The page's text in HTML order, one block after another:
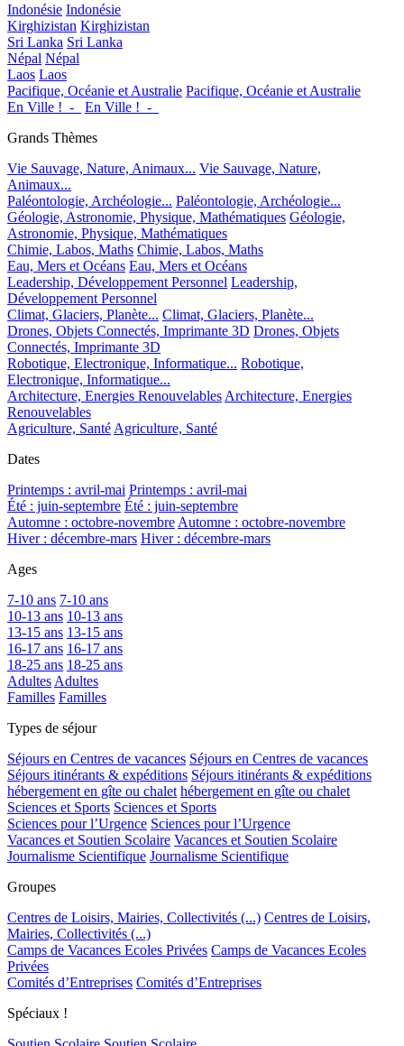
Indonésie Indonésie
Kirghizistan Kirghizistan
Sri Lanka Sri Lanka
Népal Népal
Laos Laos
Pacifique, Océanie et Australie Pacifique, Océanie et Australie
En Ville !_-_
En Ville !_-_
Grands Thèmes
Vie Sauvage, Nature, Animaux... Vie Sauvage, Nature,
Animaux...
Paléontologie, Archéologie... Paléontologie, Archéologie...
Géologie, Astronomie, Physique, Mathématiques Géologie,
Astronomie, Physique, Mathématiques
Chimie, Labos, Maths Chimie, Labos, Maths
Eau, Mers et Océans Eau, Mers et Océans
Leadership, Développement Personnel Leadership,
Développement Personnel
Climat, Glaciers, Planète... Climat, Glaciers, Planète...
Drones, Objets Connectés, Imprimante 3D Drones, Objets
Connectés, Imprimante 3D
Robotique, Electronique, Informatique... Robotique,
Electronique, Informatique...
Architecture, Energies Renouvelables Architecture, Energies
Renouvelables
Agriculture, Santé Agriculture, Santé
Dates
Printemps : avril-mai Printemps : avril-mai
Été : juin-septembre Été : juin-septembre
Automne : octobre-novembre Automne : octobre-novembre
Hiver : décembre-mars Hiver : décembre-mars
Ages
7-10 ans 7-10 ans
10-13 ans 10-13 ans
13-15 ans 13-15 ans
16-17 ans 16-17 ans
18-25 ans 18-25 ans
Adultes Adultes
Familles Familles
Types de séjour
Séjours en Centres de vacances Séjours en Centres de vacances
Séjours itinérants & expéditions Séjours itinérants & expéditions
hébergement en gîte ou chalet hébergement en gîte ou chalet
Sciences et Sports Sciences et Sports
Sciences pour l’Urgence Sciences pour l’Urgence
Vacances et Soutien Scolaire Vacances et Soutien Scolaire
Journalisme Scientifique Journalisme Scientifique
Groupes
Centres de Loisirs, Mairies, Collectivités (...) Centres de Loisirs,
Mairies, Collectivités (...)
Camps de Vacances Ecoles Privées Camps de Vacances Ecoles
Privées
Comités d’Entreprises Comités d’Entreprises
Spéciaux !